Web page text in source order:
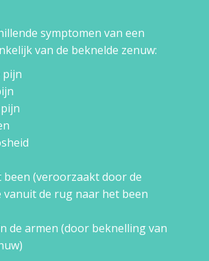
symptomen van een
van de beknelde zenuw:
pijn
been (veroorzaakt door de
vanuit de rug naar het been
de armen (door beknelling van